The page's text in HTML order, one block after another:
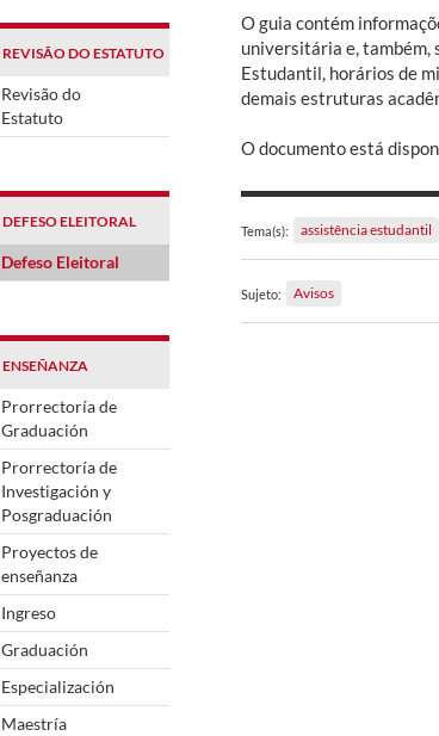
REVISÃO DO ESTATUTO
Revisão do
Estatuto
DEFESO ELEITORAL
Defeso Eleitoral
ENSEÑANZA
Prorrectoría de
Graduación
Prorrectoría de
Investigación y
Posgraduación
Proyectos de
enseñanza
Ingreso
Graduación
Especialización
Maestría
O guia contém
universitária e, também,
Estudantil, horários de
demais estruturas
O documento está
Tema(s): assistência estudantil
Sujeto: Avisos